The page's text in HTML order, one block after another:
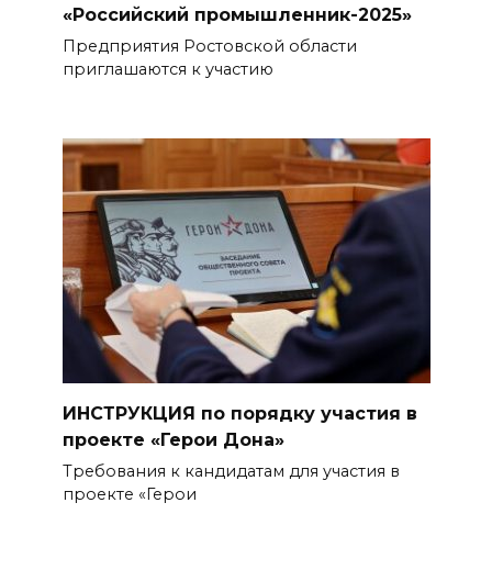
«Российский промышленник-2025»
Предприятия Ростовской области
приглашаются к участию
ИНСТРУКЦИЯ по порядку участия в
проекте «Герои Дона»
Требования к кандидатам для участия в
проекте «Герои